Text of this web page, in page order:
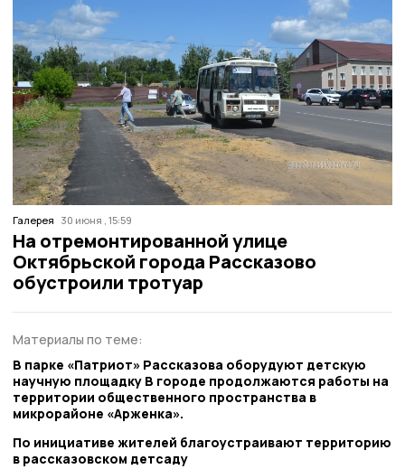
Галерея 30 июня , 15:59
На отремонтированной улице
Октябрьской города Рассказово
обустроили тротуар
Материалы по теме:
В парке «Патриот» Рассказова оборудуют детскую
научную площадку В городе продолжаются работы на
территории общественного пространства в
микрорайоне «Арженка».
По инициативе жителей благоустраивают территорию
в рассказовском детсаду